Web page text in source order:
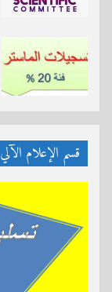
قسم الإعلام الآلي